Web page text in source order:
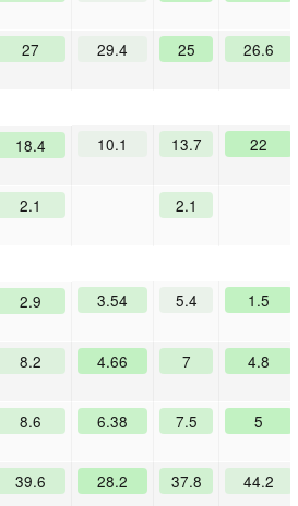
27 29.4 25 26.6
18.4 10.1 13.7 22
2.1 2.1
2.9 3.54 5.4 1.5
8.2 4.66 7 4.8
8.6 6.38 7.5 5
39.6 28.2 37.8 44.2